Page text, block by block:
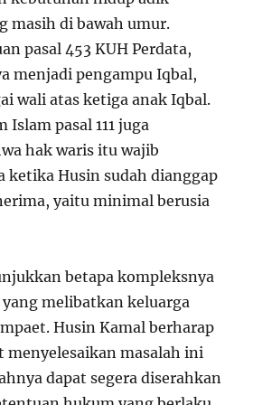
masih di bawah umur.
pasal 453 KUH Perdata,
menjadi pengampu Iqbal,
wali atas ketiga anak Iqbal.
pasal 111 juga
hak waris itu wajib
ketika Husin sudah dianggap
yaitu minimal berusia
betapa kompleksnya
melibatkan keluarga
Husin Kamal berharap
menyelesaikan masalah ini
dapat segera diserahkan